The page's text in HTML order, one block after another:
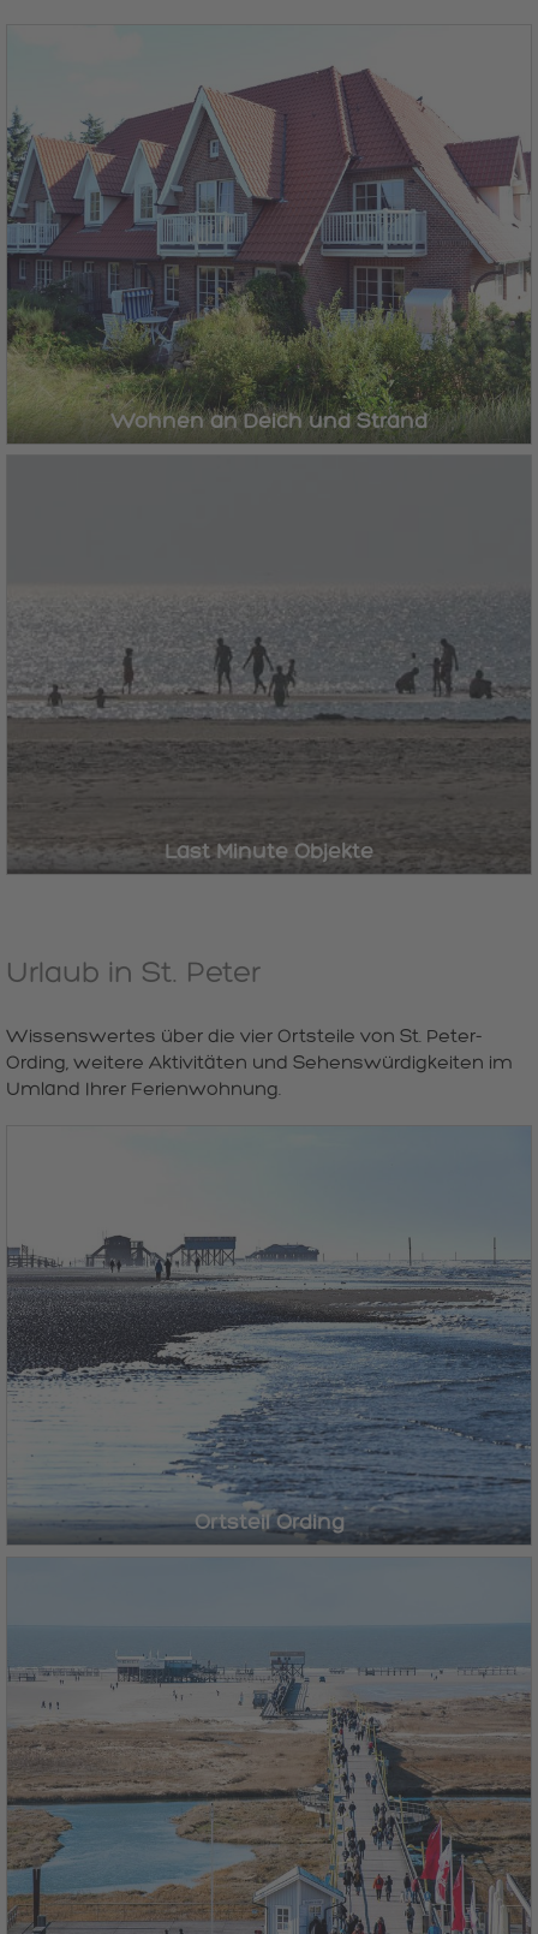
Wohnen an Deich und Strand
Last Minute Objekte
Urlaub in St. Peter
Wissenswertes über die vier Ortsteile von St. Peter-
Ording, weitere Aktivitäten und Sehenswürdigkeiten im
Umland Ihrer Ferienwohnung.
Ortsteil Ording